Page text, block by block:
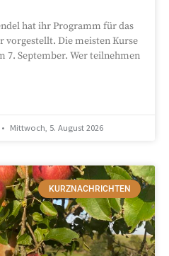
hat ihr Programm für das
vorgestellt. Die meisten Kurse
7. September. Wer teilnehmen
Mittwoch, 5. August 2026
KURZNACHRICHTEN